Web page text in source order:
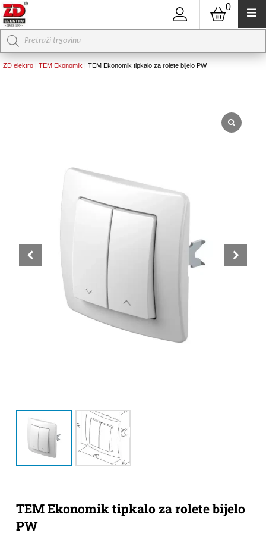
0
Products
search
ZD elektro | TEM Ekonomik | TEM Ekonomik tipkalo za rolete bijelo PW
TEM Ekonomik tipkalo za rolete bijelo
PW